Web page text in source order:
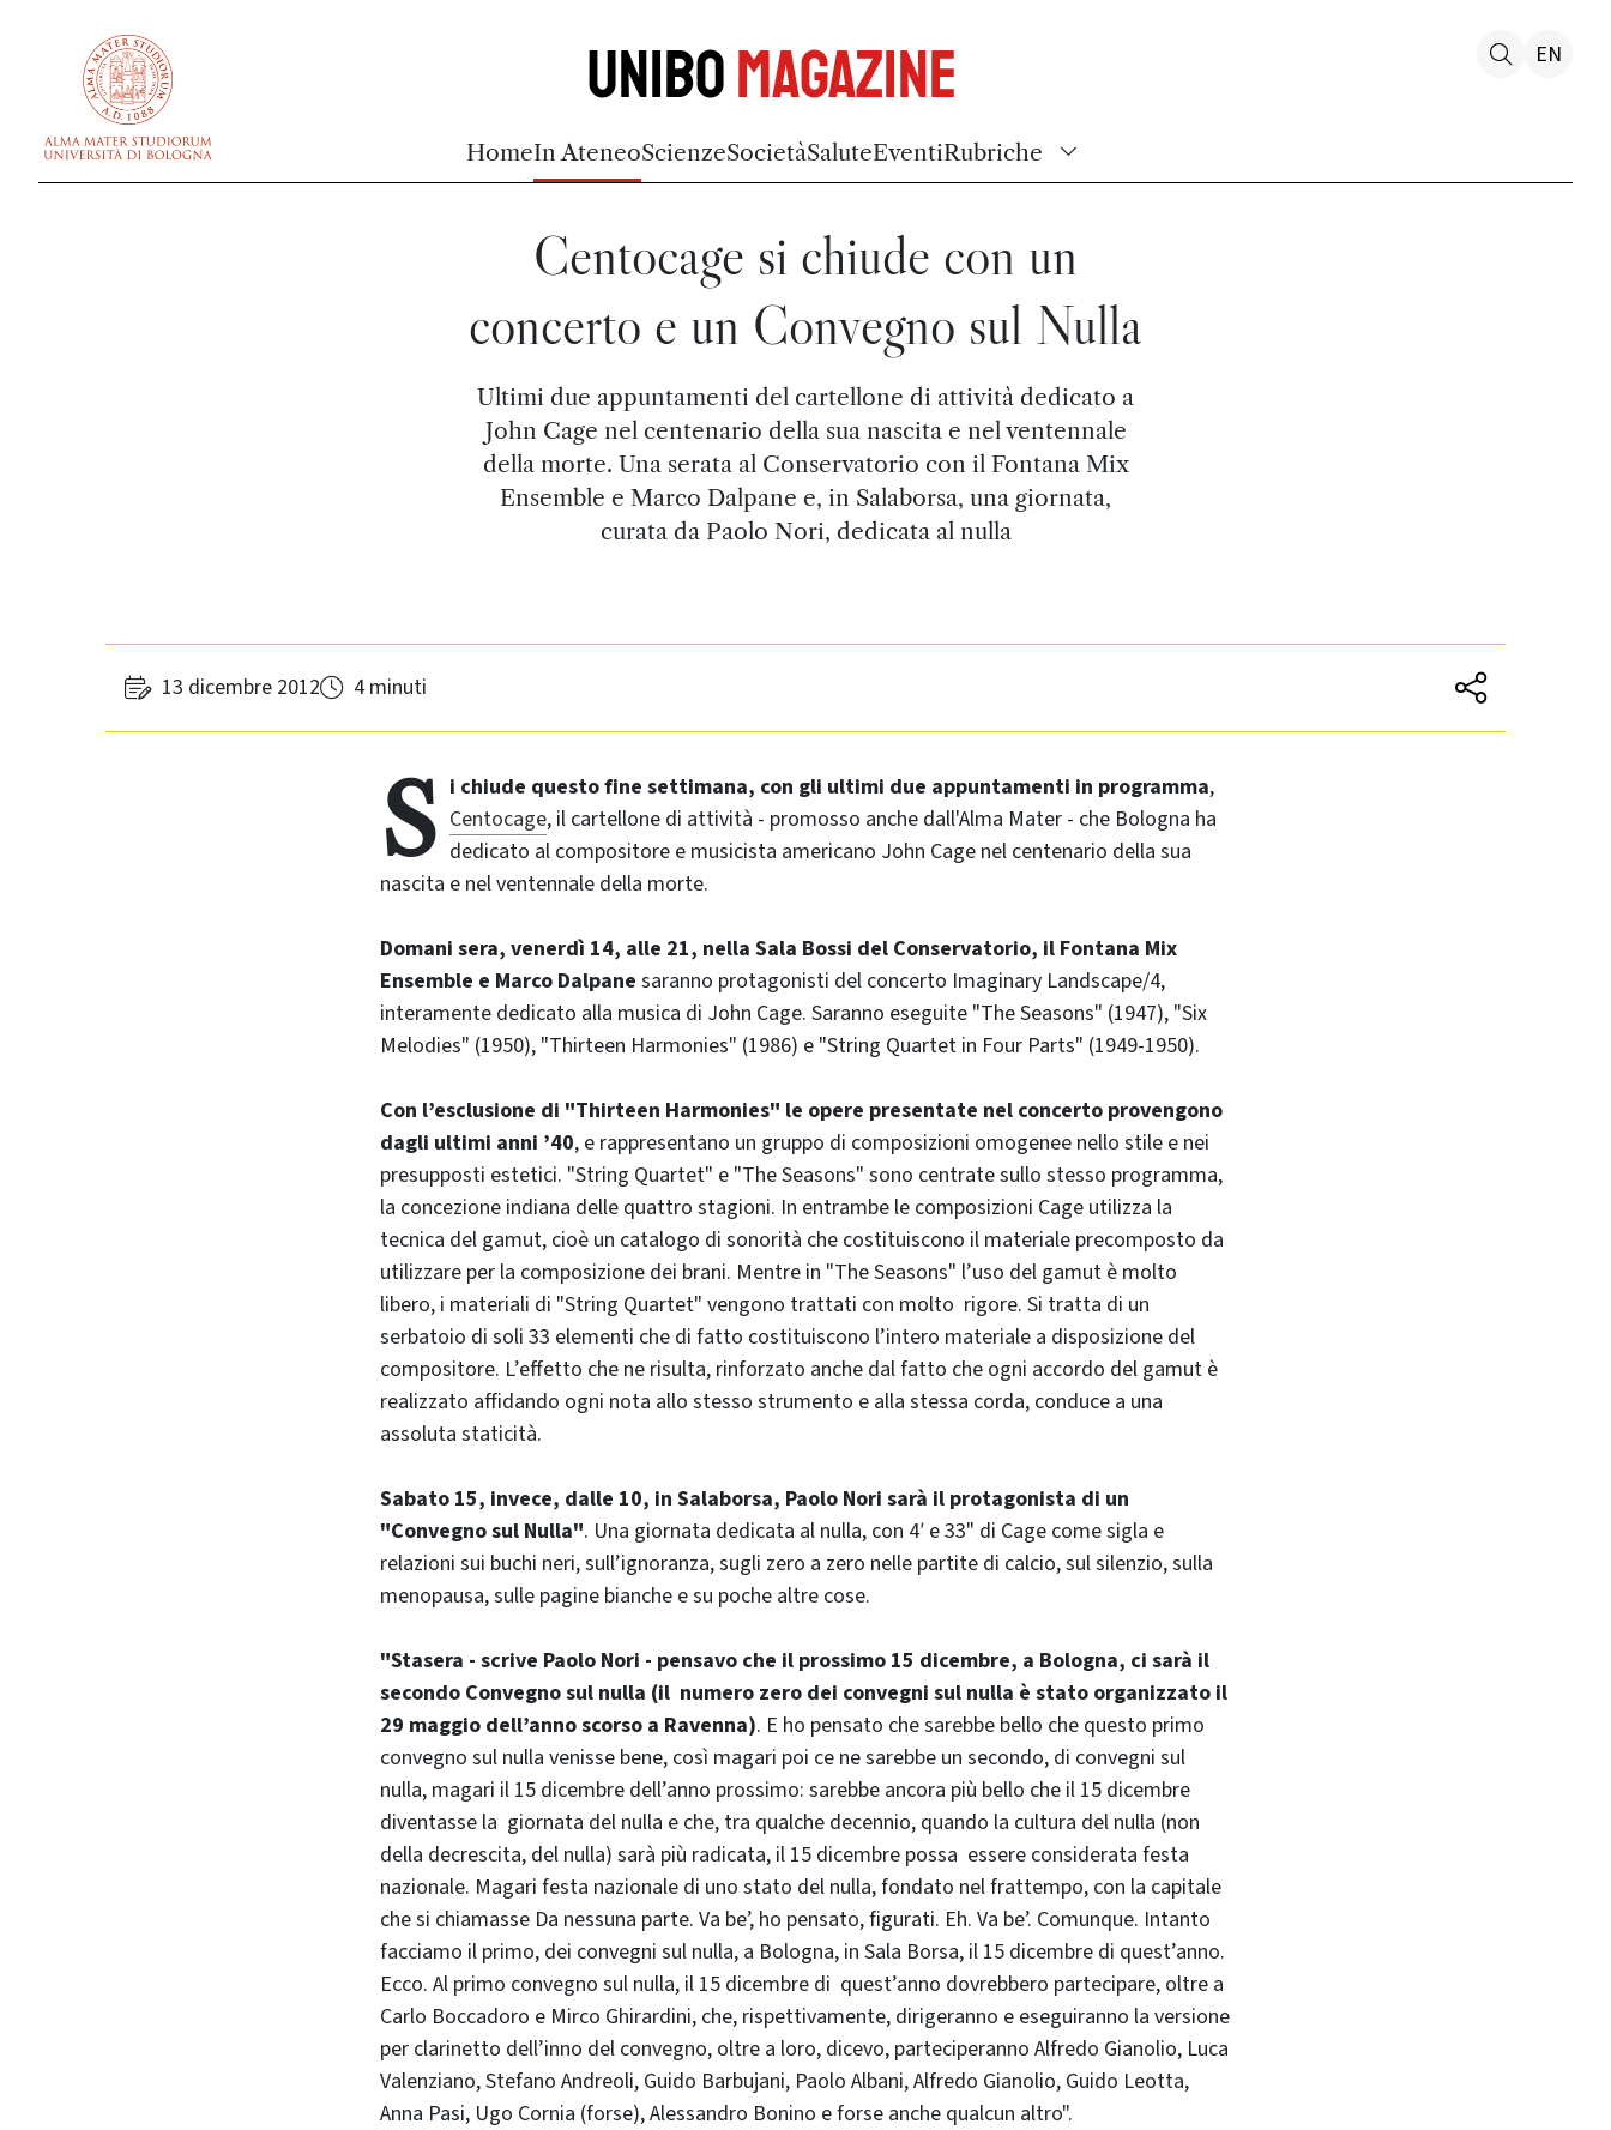
UniboMagazine
HomeIn AteneoScienzeSocietàSaluteEventiRubriche
EN
Centocage si chiude con un
concerto e un Convegno sul Nulla
Ultimi due appuntamenti del cartellone di attività dedicato a
John Cage nel centenario della sua nascita e nel ventennale
della morte. Una serata al Conservatorio con il Fontana Mix
Ensemble e Marco Dalpane e, in Salaborsa, una giornata,
curata da Paolo Nori, dedicata al nulla
13 dicembre 2012 4 minuti
S i chiude questo fine settimana, con gli ultimi due appuntamenti in programma,
Centocage, il cartellone di attività - promosso anche dall'Alma Mater - che Bologna ha
dedicato al compositore e musicista americano John Cage nel centenario della sua
nascita e nel ventennale della morte.
Domani sera, venerdì 14, alle 21, nella Sala Bossi del Conservatorio, il Fontana Mix
Ensemble e Marco Dalpane saranno protagonisti del concerto Imaginary Landscape/4,
interamente dedicato alla musica di John Cage. Saranno eseguite "The Seasons" (1947), "Six
Melodies" (1950), "Thirteen Harmonies" (1986) e "String Quartet in Four Parts" (1949-1950).
Con l’esclusione di "Thirteen Harmonies" le opere presentate nel concerto provengono
dagli ultimi anni ’40, e rappresentano un gruppo di composizioni omogenee nello stile e nei
presupposti estetici. "String Quartet" e "The Seasons" sono centrate sullo stesso programma,
la concezione indiana delle quattro stagioni. In entrambe le composizioni Cage utilizza la
tecnica del gamut, cioè un catalogo di sonorità che costituiscono il materiale precomposto da
utilizzare per la composizione dei brani. Mentre in "The Seasons" l’uso del gamut è molto
libero, i materiali di "String Quartet" vengono trattati con molto rigore. Si tratta di un
serbatoio di soli 33 elementi che di fatto costituiscono l’intero materiale a disposizione del
compositore. L’effetto che ne risulta, rinforzato anche dal fatto che ogni accordo del gamut è
realizzato affidando ogni nota allo stesso strumento e alla stessa corda, conduce a una
assoluta staticità.
Sabato 15, invece, dalle 10, in Salaborsa, Paolo Nori sarà il protagonista di un
"Convegno sul Nulla". Una giornata dedicata al nulla, con 4′ e 33" di Cage come sigla e
relazioni sui buchi neri, sull’ignoranza, sugli zero a zero nelle partite di calcio, sul silenzio, sulla
menopausa, sulle pagine bianche e su poche altre cose.
"Stasera - scrive Paolo Nori - pensavo che il prossimo 15 dicembre, a Bologna, ci sarà il
secondo Convegno sul nulla (il numero zero dei convegni sul nulla è stato organizzato il
29 maggio dell’anno scorso a Ravenna). E ho pensato che sarebbe bello che questo primo
convegno sul nulla venisse bene, così magari poi ce ne sarebbe un secondo, di convegni sul
nulla, magari il 15 dicembre dell’anno prossimo: sarebbe ancora più bello che il 15 dicembre
diventasse la giornata del nulla e che, tra qualche decennio, quando la cultura del nulla (non
della decrescita, del nulla) sarà più radicata, il 15 dicembre possa essere considerata festa
nazionale. Magari festa nazionale di uno stato del nulla, fondato nel frattempo, con la capitale
che si chiamasse Da nessuna parte. Va be’, ho pensato, figurati. Eh. Va be’. Comunque. Intanto
facciamo il primo, dei convegni sul nulla, a Bologna, in Sala Borsa, il 15 dicembre di quest’anno.
Ecco. Al primo convegno sul nulla, il 15 dicembre di quest’anno dovrebbero partecipare, oltre a
Carlo Boccadoro e Mirco Ghirardini, che, rispettivamente, dirigeranno e eseguiranno la versione
per clarinetto dell’inno del convegno, oltre a loro, dicevo, parteciperanno Alfredo Gianolio, Luca
Valenziano, Stefano Andreoli, Guido Barbujani, Paolo Albani, Alfredo Gianolio, Guido Leotta,
Anna Pasi, Ugo Cornia (forse), Alessandro Bonino e forse anche qualcun altro".